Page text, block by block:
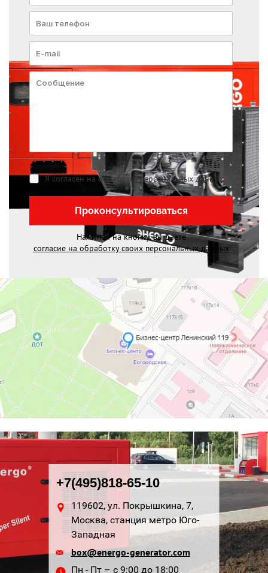
Я согласен на обработку персональных данных*
Проконсультироваться
Нажимая на кнопку, вы даете
согласие на обработку своих персональных данных
+7(495)818-65-10
119602, ул. Покрышкина, 7,
Москва, станция метро Юго-
Западная
box@energo-generator.com
Пн - Пт – с 9:00 до 18:00